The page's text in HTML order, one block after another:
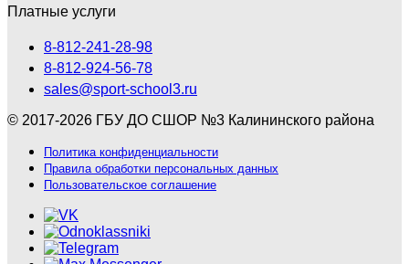
Платные услуги
8-812-241-28-98
8-812-924-56-78
sales@sport-school3.ru
© 2017-2026 ГБУ ДО СШОР №3 Калининского района
Политика конфиденциальности
Правила обработки персональных данных
Пользовательское соглашение